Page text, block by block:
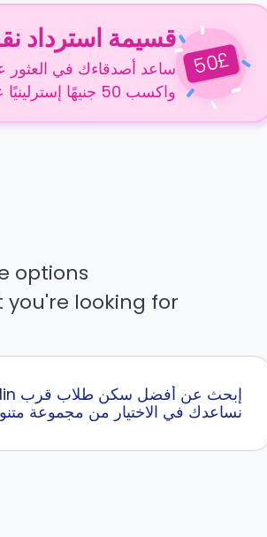
£
50
قسيمة استرداد نقدي
ساعد أصدقاءك في العثور
واكسب 50 جنيهًا إسترلينيًا عن كل حجز ناجح!
options.
looking for.
نساعدك في الاختيار من مجموعة